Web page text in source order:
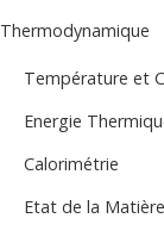
Thermodynamique
Température et
Energie
Calorimétrie
Etat de la Matière